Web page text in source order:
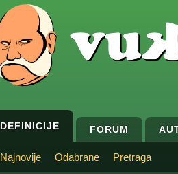
DEFINICIJE FORUM
Najnovije Odabrane Pretraga